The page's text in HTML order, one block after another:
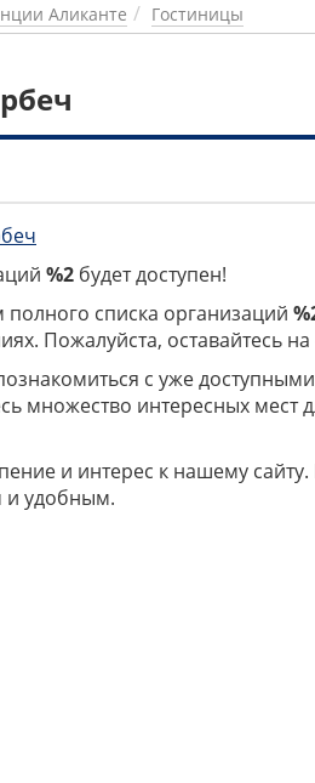
Аликанте Гостиницы
%2 будет доступен!
списка организаций
Пожалуйста, оставайтесь
с уже
множество интересных мест
и интерес к нашему
и удобным.